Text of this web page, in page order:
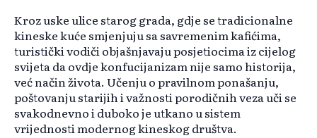
Kroz uske ulice starog grada, gdje se tradicionalne
kineske kuće smjenjuju sa savremenim kafićima,
turistički vodiči objašnjavaju posjetiocima iz cijelog
svijeta da ovdje konfucijanizam nije samo historija,
već način života. Učenju o pravilnom ponašanju,
poštovanju starijih i važnosti porodičnih veza uči se
svakodnevno i duboko je utkano u sistem
vrijednosti modernog kineskog društva.